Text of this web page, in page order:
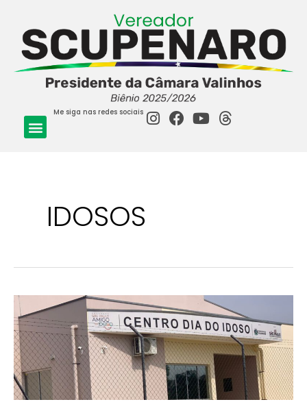
Me siga nas redes sociais
IDOSOS